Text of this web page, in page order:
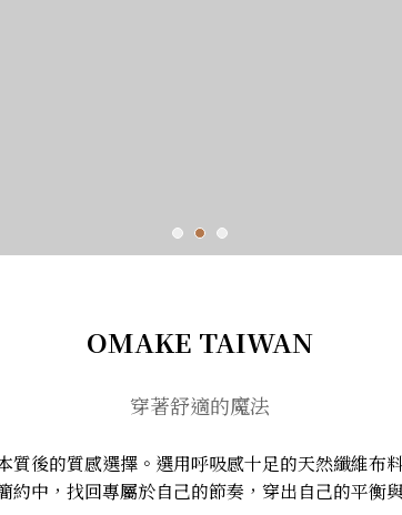
OMAKE TAIWAN
穿著舒適的魔法
後的質感選擇。選用呼吸感十足的天然纖維布
約中，找回專屬於自己的節奏，穿出自己的平衡